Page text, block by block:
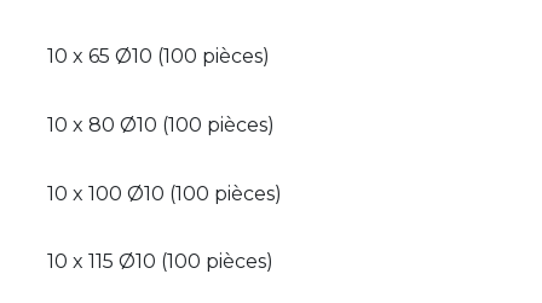
10 x 65 Ø10 (100 pièces)
10 x 80 Ø10 (100 pièces)
10 x 100 Ø10 (100 pièces)
10 x 115 Ø10 (100 pièces)